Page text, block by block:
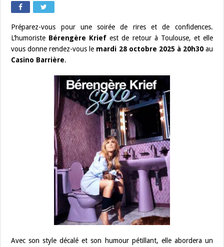
Préparez-vous pour une soirée de rires et de confidences.
L’humoriste Bérengère Krief est de retour à Toulouse, et elle
vous donne rendez-vous le mardi 28 octobre 2025 à 20h30au
Casino Barrière.
Avec son style décalé et son humour pétillant, elle abordera un